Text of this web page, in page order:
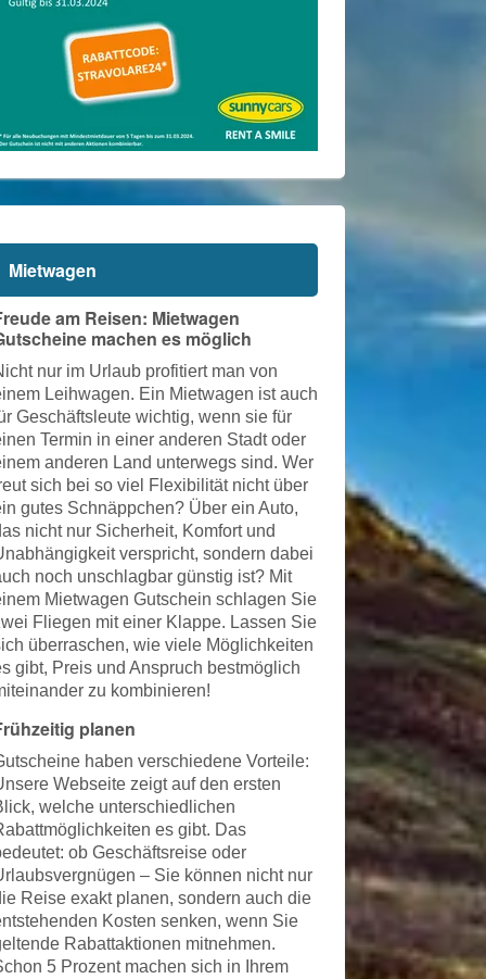
Mietwagen
am Reisen: Mietwagen
machen es möglich
nur im Urlaub profitiert man von
Leihwagen. Ein Mietwagen ist auch
Geschäftsleute wichtig, wenn sie für
Termin in einer anderen Stadt oder
anderen Land unterwegs sind. Wer
sich bei so viel Flexibilität nicht über
gutes Schnäppchen? Über ein Auto,
nicht nur Sicherheit, Komfort und
verspricht, sondern dabei
noch unschlagbar günstig ist? Mit
Mietwagen Gutschein schlagen Sie
Fliegen mit einer Klappe. Lassen Sie
überraschen, wie viele Möglichkeiten
gibt, Preis und Anspruch bestmöglich
zu kombinieren!
planen
haben verschiedene Vorteile:
Webseite zeigt auf den ersten
welche unterschiedlichen
es gibt. Das
ob Geschäftsreise oder
– Sie können nicht nur
Reise exakt planen, sondern auch die
Kosten senken, wenn Sie
Rabattaktionen mitnehmen.
5 Prozent machen sich in Ihrem